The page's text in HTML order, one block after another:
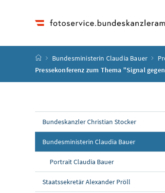
Startseite
Bundesministerin Claudia Bauer
Pressekonferenz zum Thema "Signal
Bundeskanzler Christian Stocker
Bundesministerin Claudia Bauer
Portrait Claudia Bauer
Staatssekretär Alexander Pröll